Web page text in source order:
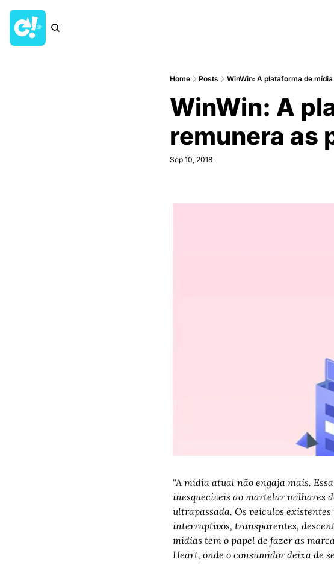
Home Posts WinWin: A plataforma de
WinWin: A
remunera as
Sep 10, 2018
“A mídia atual não engaja mais.
inesquecíveis ao martelar milhares
ultrapassada. Os veículos
interruptivos, transparentes,
mídias tem o papel de fazer as
Heart, onde o consumidor deixa de